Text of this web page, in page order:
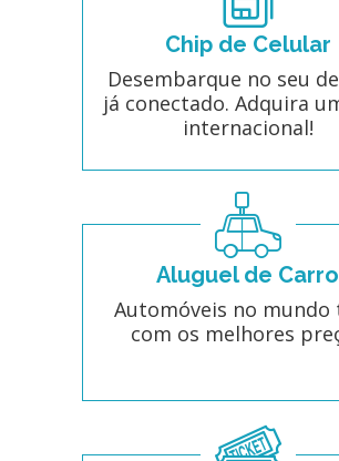
Chip de Celular
Desembarque no seu
já conectado. Adquira
internacional!
Aluguel de Carro
Automóveis no mundo
com os melhores